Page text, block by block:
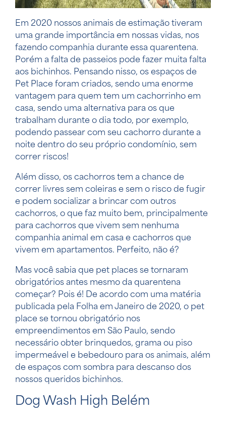
Em 2020 nossos animais de estimação tiveram
uma grande importância em nossas vidas, nos
fazendo companhia durante essa quarentena.
Porém a falta de passeios pode fazer muita falta
aos bichinhos. Pensando nisso, os espaços de
Pet Place foram criados, sendo uma enorme
vantagem para quem tem um cachorrinho em
casa, sendo uma alternativa para os que
trabalham durante o dia todo, por exemplo,
podendo passear com seu cachorro durante a
noite dentro do seu próprio condomínio, sem
correr riscos!
Além disso, os cachorros tem a chance de
correr livres sem coleiras e sem o risco de fugir
e podem socializar a brincar com outros
cachorros, o que faz muito bem, principalmente
para cachorros que vivem sem nenhuma
companhia animal em casa e cachorros que
vivem em apartamentos. Perfeito, não é?
Mas você sabia que pet places se tornaram
obrigatórios antes mesmo da quarentena
começar? Pois é! De acordo com uma matéria
publicada pela Folha em Janeiro de 2020, o pet
place se tornou obrigatório nos
empreendimentos em São Paulo, sendo
necessário obter brinquedos, grama ou piso
impermeável e bebedouro para os animais, além
de espaços com sombra para descanso dos
nossos queridos bichinhos.
Dog Wash High Belém